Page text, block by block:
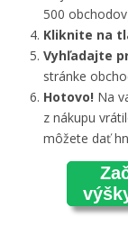
500
Kliknite na
Vyhľadajte
stránke
Hotovo! Na
z nákupu
môžete dať